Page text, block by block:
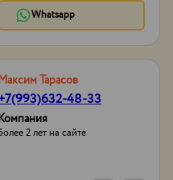
Whatsapp
Тарасов
48-33
2 лет на сайте